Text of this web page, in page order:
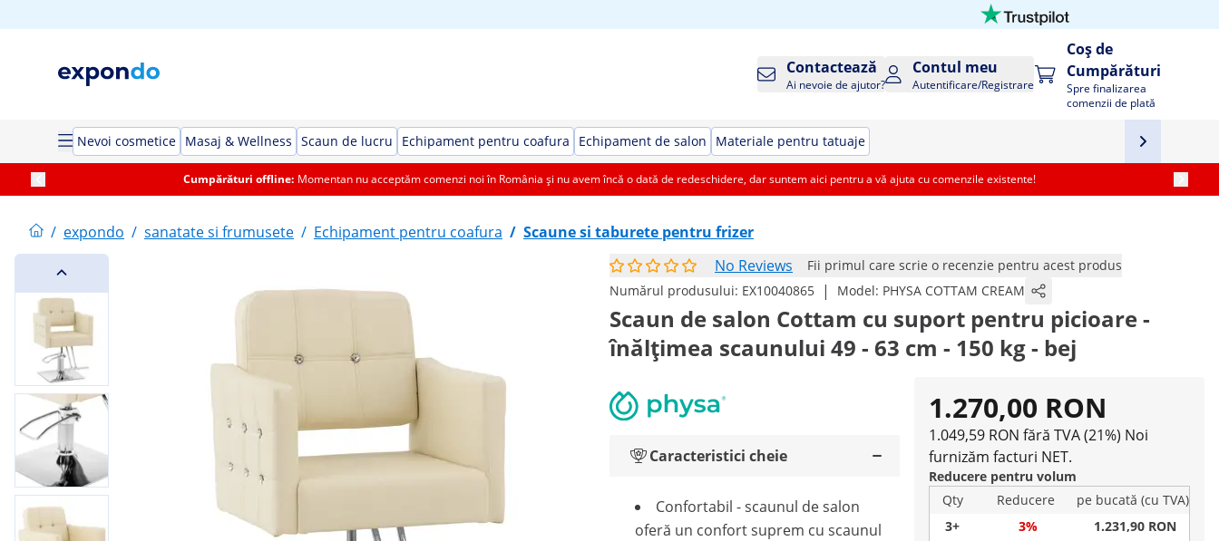
Contactează
Ai nevoie de ajutor?
Contul meu
Autentificare/Registrare
Coș de
Cumpărături
Spre finalizarea
comenzii de plată
Nevoi cosmetice Masaj & Wellness Scaun de lucru Echipament pentru coafura Echipament de salon Materiale pentru tatuaje
Cumpărături offline: Momentan nu acceptăm comenzi noi în România și nu avem încă o dată de redeschidere, dar suntem aici pentru a vă ajuta cu comenzile existente!
/ expondo / sanatate si frumusete / Echipament pentru coafura / Scaune si taburete pentru frizer
No Reviews
Fii primul care scrie o recenzie pentru acest produs
Numărul produsului: EX10040865 | Model: PHYSA COTTAM CREAM
Scaun de salon Cottam cu suport pentru picioare -
înălțimea scaunului 49 - 63 cm - 150 kg - bej
1.270,00 RON
1.049,59 RON fără TVA (21%) Noi
furnizăm facturi NET.
Reducere pentru volum
Qty
Reducere
pe bucată (cu TVA)
3+
3%
1.231,90 RON
Caracteristici cheie
Confortabil - scaunul de salon
oferă un confort suprem cu scaunul